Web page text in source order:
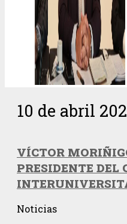
10 de abril
VÍCTOR
PRESIDENTE DEL
Noticias